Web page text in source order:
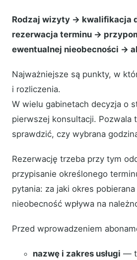
Rodzaj wizyty → kwalifikacja
rezerwacja terminu →
ewentualnej nieobecności →
Najważniejsze są punkty, w
i rozliczenia.
W wielu gabinetach decyzja o
pierwszej konsultacji.
sprawdzić, czy wybrana
Rezerwację trzeba przy tym
przypisanie określonego
pytania: za jaki okres
nieobecność wpływa na
Przed wprowadzeniem
nazwę i zakres usługi —